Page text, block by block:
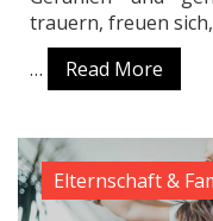
trauern, freuen
…
Read More
Elternschaft &